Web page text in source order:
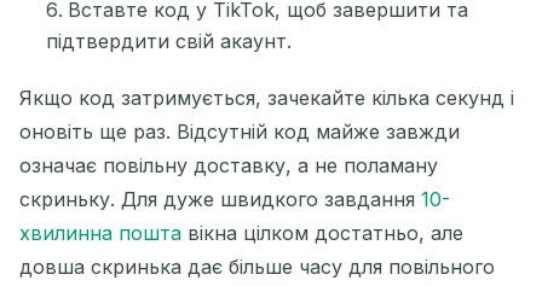
Вставте код у TikTok, щоб завершити та
підтвердити свій акаунт.
Якщо код затримується, зачекайте кілька секунд і
оновіть ще раз. Відсутній код майже завжди
означає повільну доставку, а не поламану
скриньку. Для дуже швидкого завдання 10-
хвилинна пошта вікна цілком достатньо, але
довша скринька дає більше часу для повільного